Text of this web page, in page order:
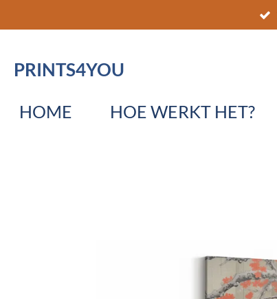
direct
dePRINTS4YOU
HOME HOE WERKT HET?